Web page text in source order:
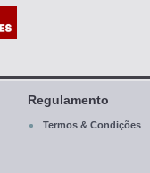
Regulamento
Termos & Condições